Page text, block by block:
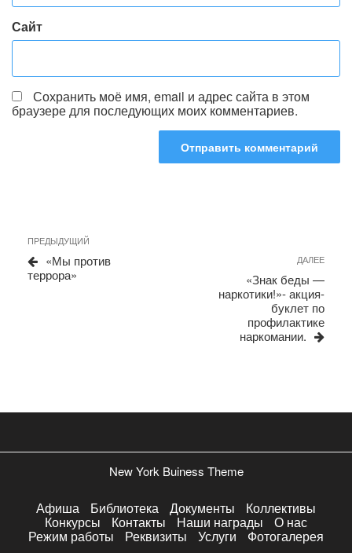
Сайт
Сохранить моё имя, email и адрес сайта в этом
браузере для последующих моих комментариев.
Навигация
по
записям
Предыдущая
запись
ПРЕДЫДУЩИЙ
«Мы против
террора»
ДАЛЕЕ
«Знак беды —
наркотики!»- акция-
буклет по
профилактике
наркомании.
New York Buiness Theme
Афиша Библиотека Документы Коллективы
Конкурсы Контакты Наши награды О нас
Режим работы Реквизиты Услуги Фотогалерея